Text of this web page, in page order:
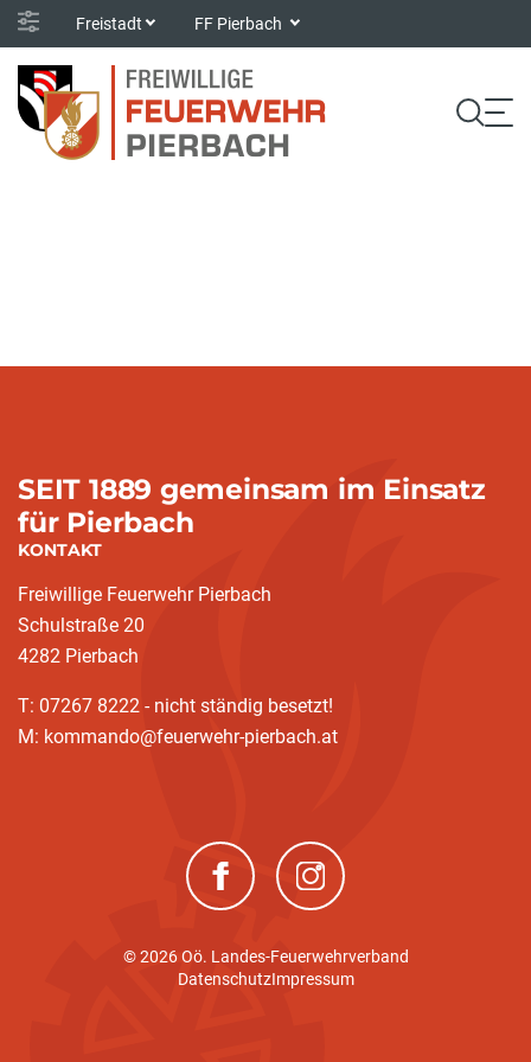
Freistadt FF Pierbach
SEIT 1889 gemeinsam im Einsatz
für Pierbach
KONTAKT
Freiwillige Feuerwehr Pierbach
Schulstraße 20
4282 Pierbach
T: 07267 8222 - nicht ständig besetzt!
M: kommando@feuerwehr-pierbach.at
(neues Fenster)(neues Fenster)
© 2026 Oö. Landes-Feuerwehrverband
DatenschutzImpressum